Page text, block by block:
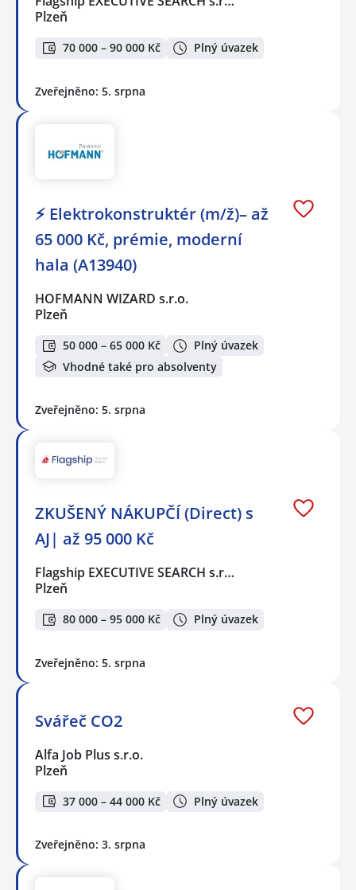
Plzeň
70 000 – 90 000 Kč Plný úvazek
Zveřejněno: 5. srpna
⚡ Elektrokonstruktér (m/ž)– až
65 000 Kč, prémie, moderní
hala (A13940)
HOFMANN WIZARD s.r.o.
Plzeň
50 000 – 65 000 Kč
Plný úvazek
Vhodné také pro absolventy
Zveřejněno: 5. srpna
ZKUŠENÝ NÁKUPČÍ (Direct) s
AJ| až 95 000 Kč
Flagship EXECUTIVE SEARCH s.r…
Plzeň
80 000 – 95 000 Kč Plný úvazek
Zveřejněno: 5. srpna
Svářeč CO2
Alfa Job Plus s.r.o.
Plzeň
37 000 – 44 000 Kč Plný úvazek
Zveřejněno: 3. srpna